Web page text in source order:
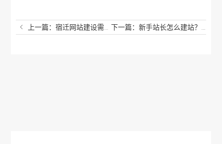
上一篇：宿迁网站建设需要考虑的几个问题